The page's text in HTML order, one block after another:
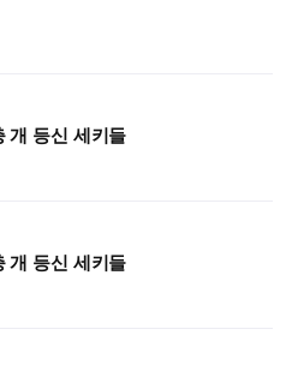
개 등신 세키들
개 등신 세키들